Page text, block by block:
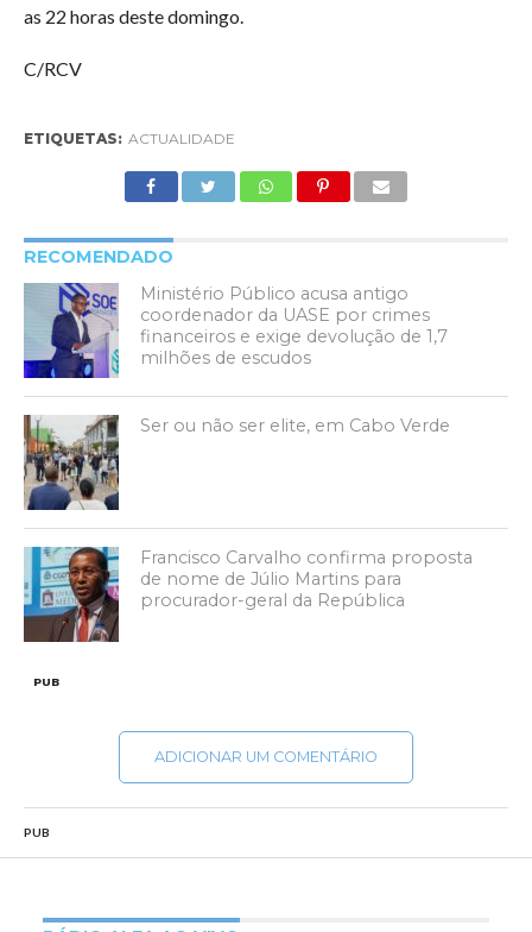
as 22 horas deste domingo.
C/RCV
ETIQUETAS: ACTUALIDADE
RECOMENDADO
Ministério Público acusa antigo
coordenador da UASE por crimes
financeiros e exige devolução de 1,7
milhões de escudos
Ser ou não ser elite, em Cabo Verde
Francisco Carvalho confirma proposta
de nome de Júlio Martins para
procurador-geral da República
PUB
ADICIONAR UM COMENTÁRIO
PUB